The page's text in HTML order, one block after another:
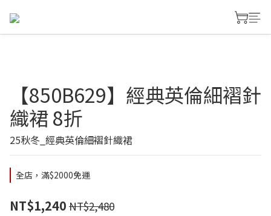
【850B629】經典英倫細褶針
織裙 8折
25秋冬_經典英倫細褶針織裙
全店，滿$2000免運
NT$1,240 NT$2,480